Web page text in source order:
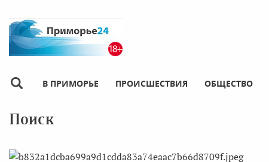
В ПРИМОРЬЕ ПРОИСШЕСТВИЯ ОБЩЕСТВО
Поиск